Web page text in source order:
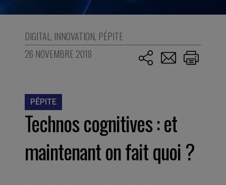
DIGITAL, INNOVATION, PÉPITE
26 NOVEMBRE 2018
PÉPITE
Technos cognitives : et
maintenant on fait quoi ?